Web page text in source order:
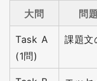
大問 問
Task A
(1問)
課題文